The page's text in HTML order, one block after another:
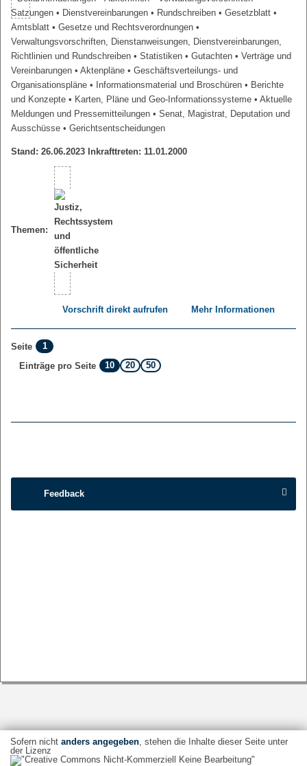
Satzungen • Dienstvereinbarungen • Rundschreiben • Gesetzblatt •
Amtsblatt • Gesetze und Rechtsverordnungen •
Verwaltungsvorschriften, Dienstanweisungen, Dienstvereinbarungen,
Richtlinien und Rundschreiben • Statistiken • Gutachten • Verträge und
Vereinbarungen • Aktenpläne • Geschäftsverteilungs- und
Organisationspläne • Informationsmaterial und Broschüren • Berichte
und Konzepte • Karten, Pläne und Geo-Informationssysteme • Aktuelle
Meldungen und Pressemitteilungen • Senat, Magistrat, Deputation und
Ausschüsse • Gerichtsentscheidungen
Stand: 26.06.2023 Inkrafttreten: 11.01.2000
Themen:
Vorschrift direkt aufrufen Mehr Informationen
Seite
1
Einträge pro Seite
10 20 50
Feedback
Sofern nicht anders angegeben, stehen die Inhalte dieser Seite unter
der Lizenz